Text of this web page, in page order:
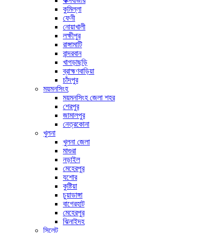
কুমিল্লা
ফেনী
নোয়াখালী
লক্ষীপুর
রাঙ্গামাটি
বান্দরবান
খাগড়াছড়ি
ব্রাহ্মণবাড়িয়া
চাঁদপুর
ময়মনসিংহ
ময়মনসিংহ জেলা শহর
শেরপুর
জামালপুর
নেত্রকোনা
খুলনা
খুলনা জেলা
মাগুরা
নড়াইল
মেহেরপুর
যশোর
কুষ্টিয়া
চুয়াডাঙ্গা
বাগেরহাট
মেহেরপুর
ঝিনাইদহ
সিলেট